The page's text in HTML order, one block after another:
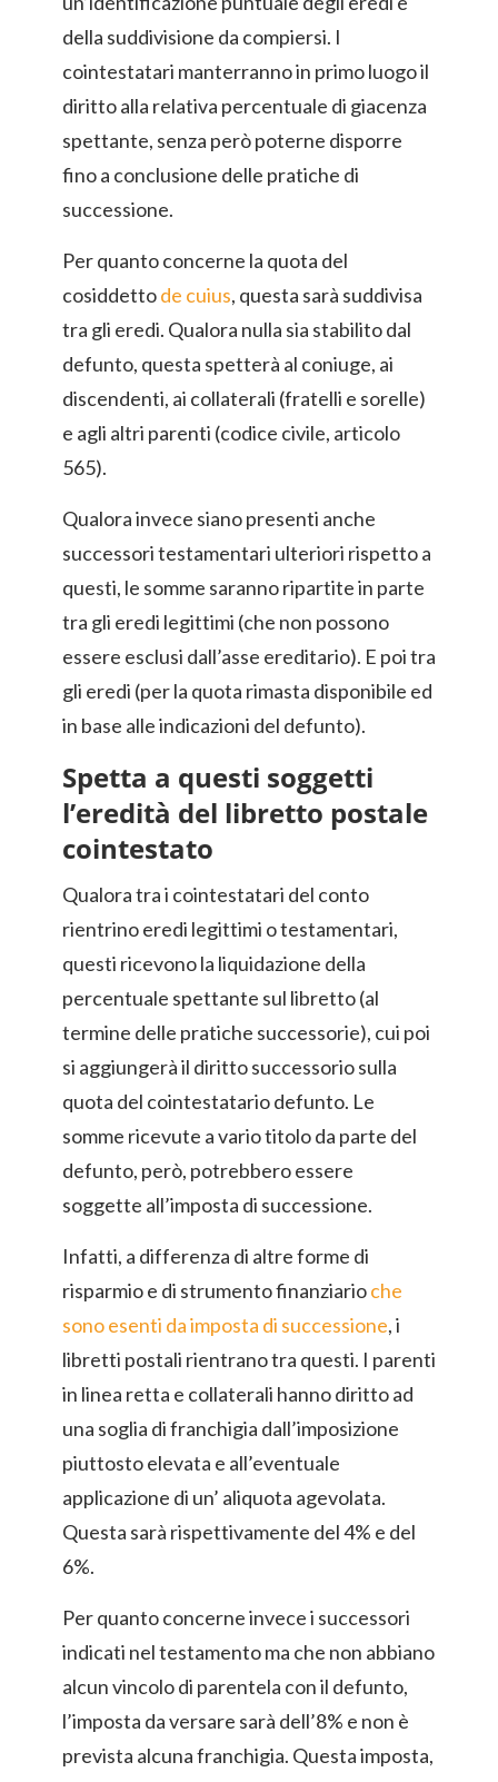
della suddivisione da compiersi. I
cointestatari manterranno in primo luogo il
diritto alla relativa percentuale di giacenza
spettante, senza però poterne disporre
fino a conclusione delle pratiche di
successione.
Per quanto concerne la quota del
cosiddettode cuius, questa sarà suddivisa
tra gli eredi. Qualora nulla sia stabilito dal
defunto, questa spetterà al coniuge, ai
discendenti, ai collaterali (fratelli e sorelle)
e agli altri parenti (codice civile, articolo
565).
Qualora invece siano presenti anche
successori testamentari ulteriori rispetto a
questi, le somme saranno ripartite in parte
tra gli eredi legittimi (che non possono
essere esclusi dall’asse ereditario). E poi tra
gli eredi (per la quota rimasta disponibile ed
in base alle indicazioni del defunto).
Spetta a questi soggetti
l’eredità del libretto postale
cointestato
Qualora tra i cointestatari del conto
rientrino eredi legittimi o testamentari,
questi ricevono la liquidazione della
percentuale spettante sul libretto (al
termine delle pratiche successorie), cui poi
si aggiungerà il diritto successorio sulla
quota del cointestatario defunto. Le
somme ricevute a vario titolo da parte del
defunto, però, potrebbero essere
soggette all’imposta di successione.
Infatti, a differenza di altre forme di
risparmio e di strumento finanziarioche
sono esenti da imposta di successione, i
libretti postali rientrano tra questi. I parenti
in linea retta e collaterali hanno diritto ad
una soglia di franchigia dall’imposizione
piuttosto elevata e all’eventuale
applicazione di un’ aliquota agevolata.
Questa sarà rispettivamente del 4% e del
6%.
Per quanto concerne invece i successori
indicati nel testamento ma che non abbiano
alcun vincolo di parentela con il defunto,
l’imposta da versare sarà dell’8% e non è
prevista alcuna franchigia. Questa imposta,